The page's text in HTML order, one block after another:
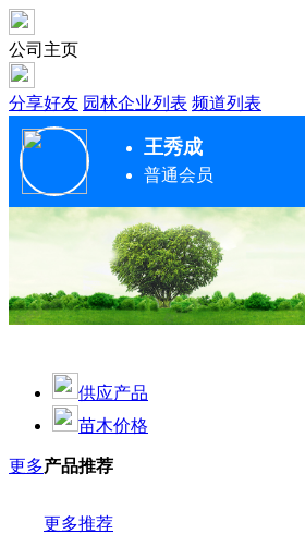
公司主页
分享好友 园林企业列表 频道列表
王秀成
普通会员
供应产品
苗木价格
更多产品推荐
更多推荐